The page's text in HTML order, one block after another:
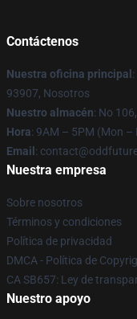
Contáctenos
Nuestra oficina principal
93907, Nosotros
Nuestro almacén: No
Hora: 9AM – 5PM (Mon –
Email :
Nuestra empresa
Sobre nosotros
Términos y condiciones
Política de privacidad
DMCA - Política de
CA SB657: Ley de
Nuestro apoyo